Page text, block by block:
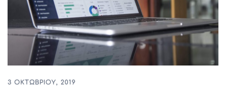
3 ΟΚΤΩΒΡΊΟΥ, 2019